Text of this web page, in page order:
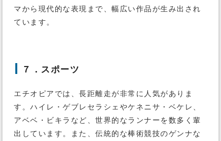
マから現代的な表現まで、幅広い作品が生み出され
ています。
７．スポーツ
エチオピアでは、長距離走が非常に人気がありま
す。ハイレ・ゲブレセラシェやケネニサ・ベケレ、
アベベ・ビキラなど、世界的なランナーを数多く輩
出しています。また、伝統的な棒術競技のゲンナな